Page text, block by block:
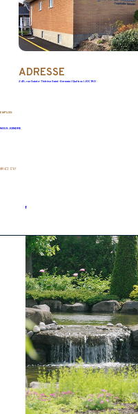
ADRESSE
245, rue Sainte-Thérèse Saint-Germain (Québec) J0C 1K0
EMPLOIS
NOUS JOINDRE
819 472-3730